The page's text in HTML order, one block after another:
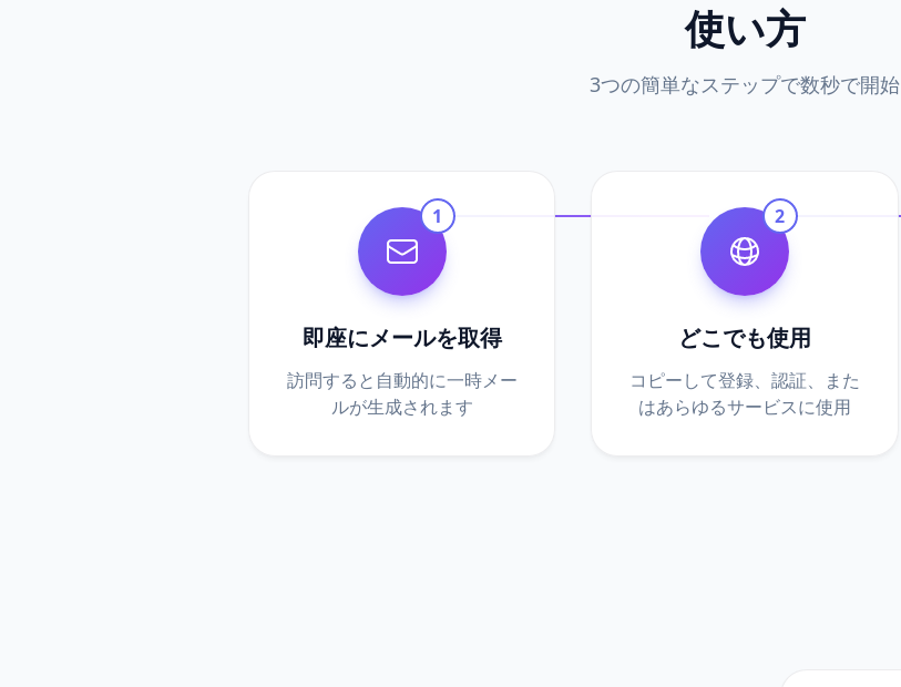
使い方
3つの簡単なステップで数秒で開始
1
即座にメールを取得
訪問すると自動的に一時メー
ルが生成されます
2
どこでも使用
コピーして登録、認証、また
はあらゆるサービスに使用